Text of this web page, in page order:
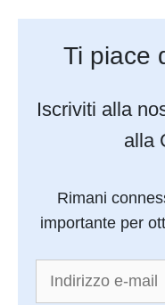
Ti piace
Iscriviti alla
alla
Rimani
importante per